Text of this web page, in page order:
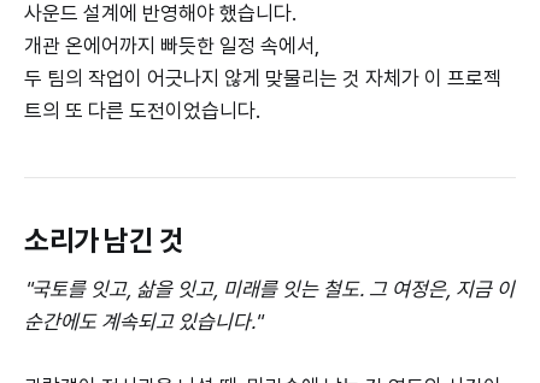
사운드 설계에 반영해야 했습니다.
개관 온에어까지 빠듯한 일정 속에서,
두 팀의 작업이 어긋나지 않게 맞물리는 것 자체가 이 프로젝
트의 또 다른 도전이었습니다.
소리가 남긴 것
"국토를 잇고, 삶을 잇고, 미래를 잇는 철도. 그 여정은, 지금 이
순간에도 계속되고 있습니다."